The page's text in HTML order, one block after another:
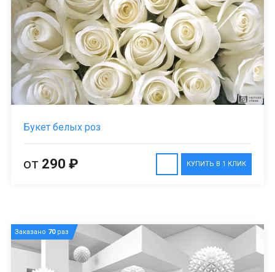
Букет белых роз
КУПИТЬ В 1 КЛИК
от 290 ₽
Заказано 70раз